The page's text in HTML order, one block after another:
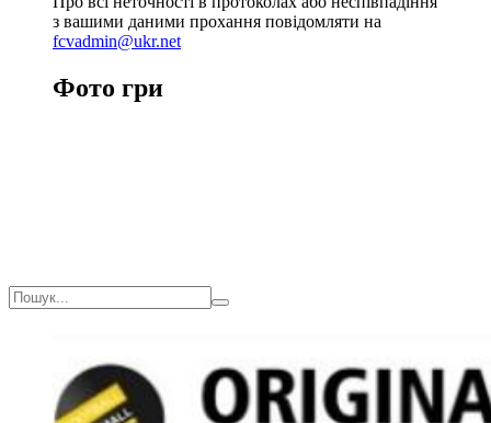
з вашими даними прохання повідомляти на
fcvadmin@ukr.net
Фото гри